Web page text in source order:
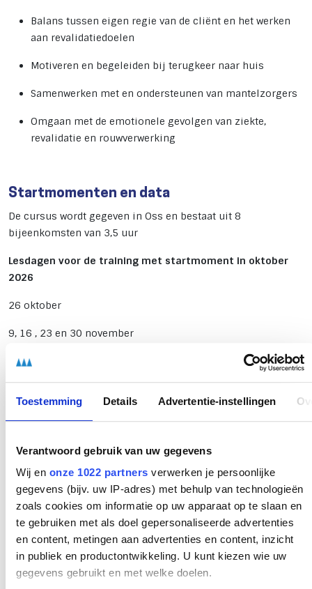
Toestemming Details Advertentie-instellingen
Verantwoord gebruik van uw gegevens
Wij en onze 1022 partners verwerken je persoonlijke
gegevens (bijv. uw IP-adres) met behulp van technologieën
zoals cookies om informatie op uw apparaat op te slaan en
te gebruiken met als doel gepersonaliseerde advertenties
en content, metingen aan advertenties en content, inzicht
in publiek en productontwikkeling. U kunt kiezen wie uw
gegevens gebruikt en met welke doelen.
Balans tussen eigen regie van de cliënt en het werken
aan revalidatiedoelen
Motiveren en begeleiden bij terugkeer naar huis
Samenwerken met en ondersteunen van mantelzorgers
Omgaan met de emotionele gevolgen van ziekte,
revalidatie en rouwverwerking
Startmomenten en data
De cursus wordt gegeven in Oss en bestaat uit 8
bijeenkomsten van 3,5 uur
Lesdagen voor de training met startmoment in oktober
2026
26 oktober
9, 16 , 23 en 30 november
7 en 14 december
Lesdagen voor de training met startmoment in februari
1, 15 en 22 februari
1, 8, 15 en 22 maart
5 april
Lestijden: van 8:45 - 12:15 uur